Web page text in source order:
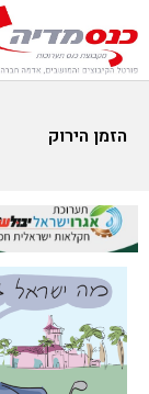
הזמן הירוק